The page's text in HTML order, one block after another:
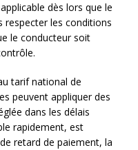
dès lors que le
respecter les conditions
le conducteur soit
tarif national de
peuvent appliquer des
dans les délais
rapidement, est
retard de paiement, la